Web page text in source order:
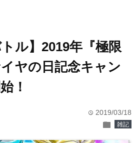
ル】2019年『極限
ヤの日記念キャン
！
time 2019/03/18
folder 雑記